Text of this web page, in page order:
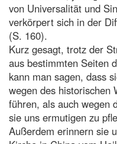
von Universalität und
verkörpert sich in der
(S. 160).
Kurz gesagt, trotz der
aus bestimmten Seiten
kann man sagen, dass
wegen des historischen
führen, als auch wegen
sie uns ermutigen zu
Außerdem erinnern sie